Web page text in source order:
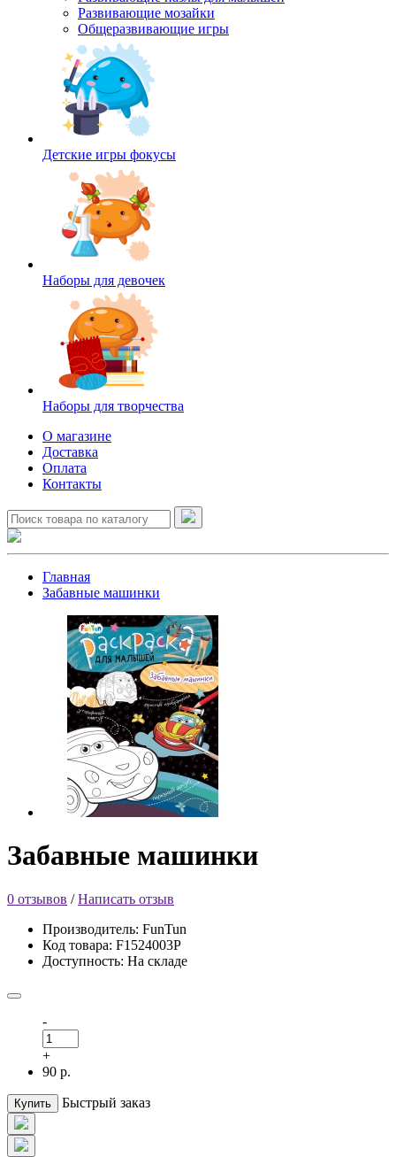
Развивающие мозайки
Общеразвивающие игры
Детские игры фокусы
Наборы для девочек
Наборы для творчества
О магазине
Доставка
Оплата
Контакты
Главная
Забавные машинки
Забавные машинки
0 отзывов /Написать отзыв
Производитель: FunTun
Код товара: F1524003Р
Доступность: На складе
-
+
90 р.
Купить Быстрый заказ